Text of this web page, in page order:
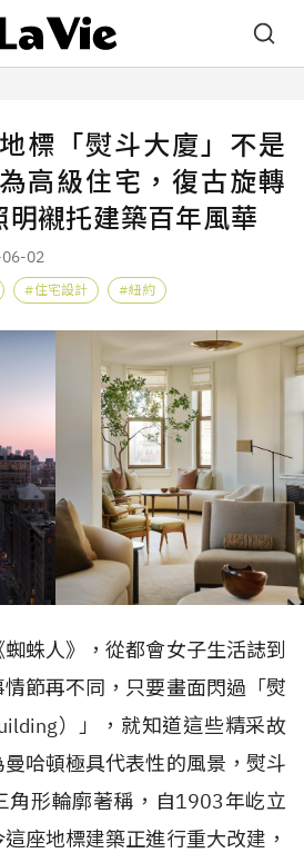
標「熨斗大廈」不是
高級住宅，復古旋轉
明襯托建築百年風華
02
住宅設計 紐約
蛛人》，從都會女子生活誌到
節再不同，只要畫面閃過「熨
）」，就知道這些精采故
哈頓極具代表性的風景，熨斗
角形輪廓著稱，自1903年屹立
座地標建築正進行重大改建，